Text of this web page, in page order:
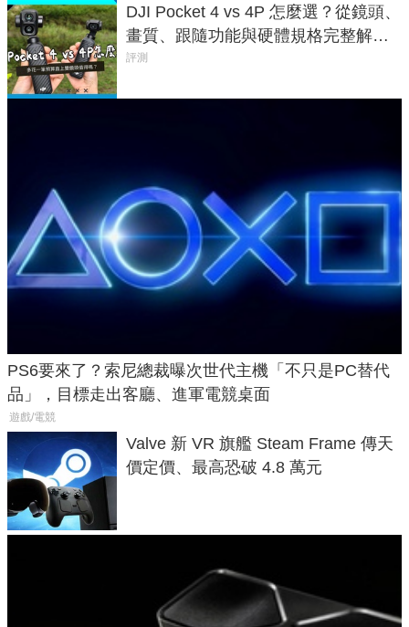
DJI Pocket 4 vs 4P 怎麼選？從鏡頭、
畫質、跟隨功能與硬體規格完整解
析，一次看懂兩台差異
評測
PS6要來了？索尼總裁曝次世代主機「不只是PC替代
品」，目標走出客廳、進軍電競桌面
遊戲/電競
Valve 新 VR 旗艦 Steam Frame 傳天
價定價、最高恐破 4.8 萬元